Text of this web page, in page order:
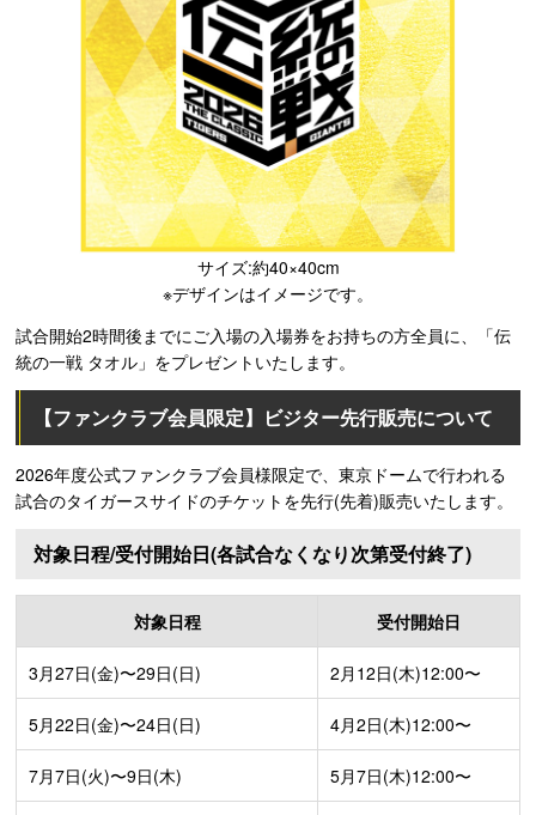
サイズ:約40×40cm
※デザインはイメージです。
試合開始2時間後までにご入場の入場券をお持ちの方全員に、「伝
統の一戦 タオル」をプレゼントいたします。
【ファンクラブ会員限定】ビジター先行販売について
2026年度公式ファンクラブ会員様限定で、東京ドームで行われる
試合のタイガースサイドのチケットを先行(先着)販売いたします。
対象日程/受付開始日(各試合なくなり次第受付終了)
対象日程 受付開始日
3月27日(金)〜29日(日) 2月12日(木)12:00〜
5月22日(金)〜24日(日) 4月2日(木)12:00〜
7月7日(火)〜9日(木) 5月7日(木)12:00〜